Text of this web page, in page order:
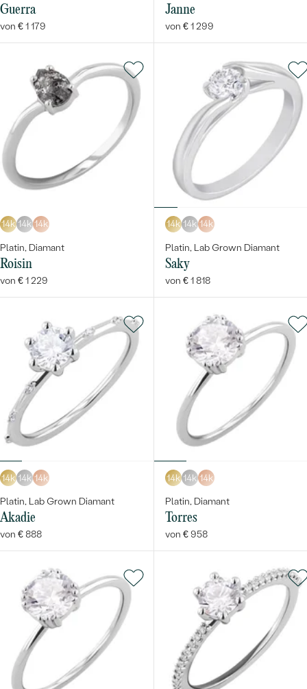
Guerra
von € 1 179
Janne
von € 1 299
14k 14k 14k
Platin, Diamant
Roisin
von € 1 229
14k 14k 14k
Platin, Lab Grown Diamant
Saky
von € 1 818
14k 14k 14k
Platin, Lab Grown Diamant
Akadie
von € 888
14k 14k 14k
Platin, Diamant
Torres
von € 958